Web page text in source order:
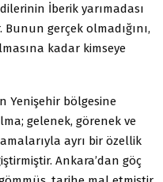
İberik yarımadası
gerçek olmadığını,
kadar kimseye
Yenişehir bölgesine
gelenek, görenek ve
ayrı bir özellik
Ankara’dan göç